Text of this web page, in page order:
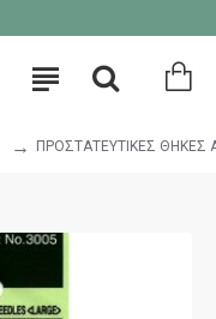
ΠΡΟΣΤΑΤΕΥΤΙΚΕΣ ΘΗΚΕΣ